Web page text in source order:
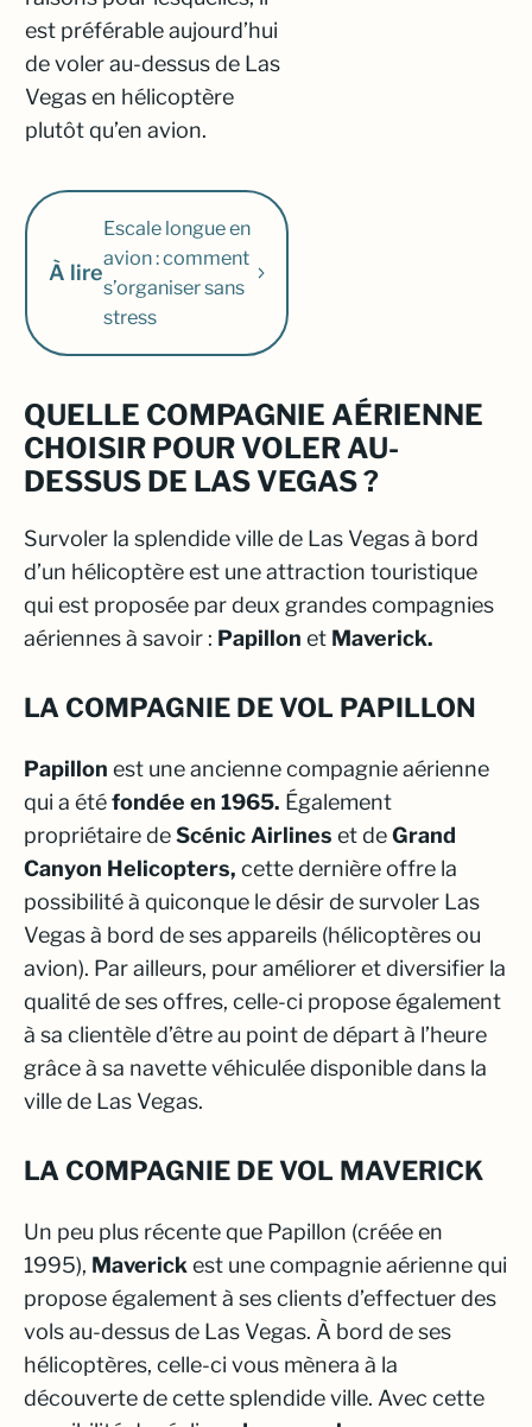
est préférable aujourd’hui
de voler au-dessus de Las
Vegas en hélicoptère
plutôt qu’en avion.
À lire
Escale longue en
avion : comment
s’organiser sans
stress
QUELLE COMPAGNIE AÉRIENNE
CHOISIR POUR VOLER AU-
DESSUS DE LAS VEGAS ?
Survoler la splendide ville de Las Vegas à bord
d’un hélicoptère est une attraction touristique
qui est proposée par deux grandes compagnies
aériennes à savoir : Papillon et Maverick.
LA COMPAGNIE DE VOL PAPILLON
Papillon est une ancienne compagnie aérienne
qui a étéfondée en 1965. Également
propriétaire deScénic Airlines et deGrand
Canyon Helicopters, cette dernière offre la
possibilité à quiconque le désir de survoler Las
Vegas à bord de ses appareils (hélicoptères ou
avion). Par ailleurs, pour améliorer et diversifier la
qualité de ses offres, celle-ci propose également
à sa clientèle d’être au point de départ à l’heure
grâce à sa navette véhiculée disponible dans la
ville de Las Vegas.
LA COMPAGNIE DE VOL MAVERICK
Un peu plus récente que Papillon (créée en
1995), Maverick est une compagnie aérienne qui
propose également à ses clients d’effectuer des
vols au-dessus de Las Vegas. À bord de ses
hélicoptères, celle-ci vous mènera à la
découverte de cette splendide ville. Avec cette